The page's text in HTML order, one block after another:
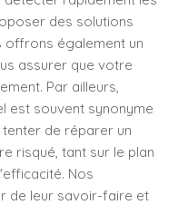
des solutions
offrons également un
assurer que votre
Par ailleurs,
est souvent synonyme
de réparer un
risqué, tant sur le plan
Nos
de leur savoir-faire et